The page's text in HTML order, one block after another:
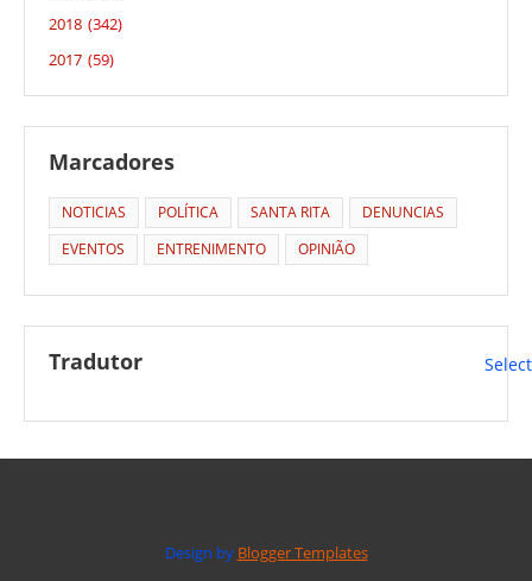
2018 (342)
2017 (59)
Marcadores
NOTICIAS POLÍTICA SANTA RITA
DENUNCIAS
EVENTOS
ENTRENIMENTO OPINIÃO
Tradutor
Design by Blogger Templates